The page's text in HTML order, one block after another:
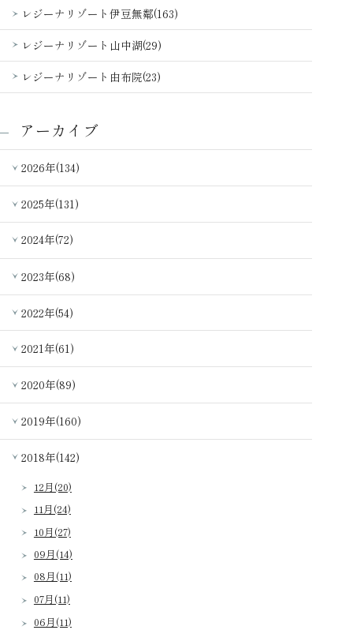
レジーナリゾート伊豆無鄰(163)
レジーナリゾート山中湖(29)
レジーナリゾート由布院(23)
アーカイブ
2026年(134)
2025年(131)
2024年(72)
2023年(68)
2022年(54)
2021年(61)
2020年(89)
2019年(160)
2018年(142)
12月(20)
11月(24)
10月(27)
09月(14)
08月(11)
07月(11)
06月(11)